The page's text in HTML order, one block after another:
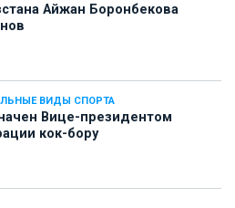
Айжан Боронбекова
ВИДЫ СПОРТА
Вице-президентом
кок-бору